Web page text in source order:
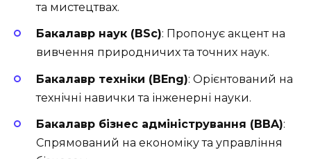
та мистецтвах.
Бакалавр наук (BSc): Пропонує акцент на
вивчення природничих та точних наук.
Бакалавр техніки (BEng): Орієнтований на
технічні навички та інженерні науки.
Бакалавр бізнес адміністрування (BBA):
Спрямований на економіку та управління